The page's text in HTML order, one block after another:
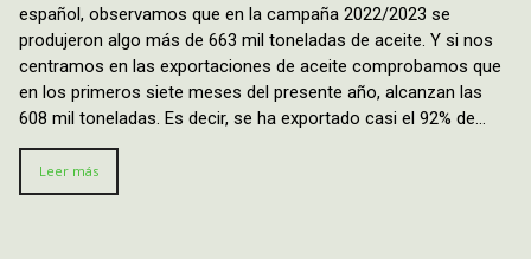
español, observamos que en la campaña 2022/2023 se
produjeron algo más de 663 mil toneladas de aceite. Y si nos
centramos en las exportaciones de aceite comprobamos que
en los primeros siete meses del presente año, alcanzan las
608 mil toneladas. Es decir, se ha exportado casi el 92% de…
Leer más